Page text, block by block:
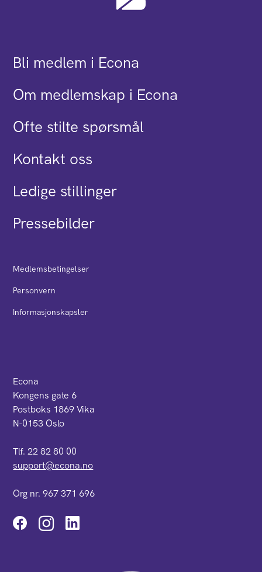
Bli medlem i Econa
Om medlemskap i Econa
Ofte stilte spørsmål
Kontakt oss
Ledige stillinger
Pressebilder
Medlemsbetingelser
Personvern
Informasjonskapsler
Econa
Kongens gate 6
Postboks 1869 Vika
N-0153 Oslo
Tlf. 22 82 80 00
support@econa.no
Org nr. 967 371 696
Instagram